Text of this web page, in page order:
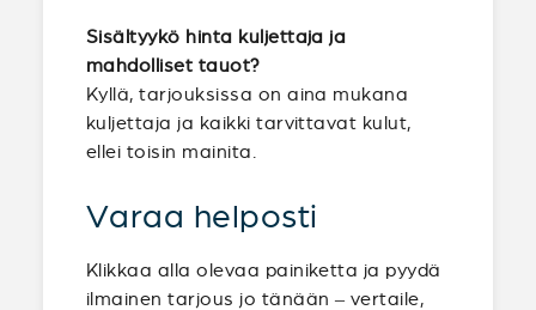
Sisältyykö hinta kuljettaja ja
mahdolliset tauot?
Kyllä, tarjouksissa on aina mukana
kuljettaja ja kaikki tarvittavat kulut,
ellei toisin mainita.
Varaa helposti
Klikkaa alla olevaa painiketta ja pyydä
ilmainen tarjous jo tänään – vertaile,